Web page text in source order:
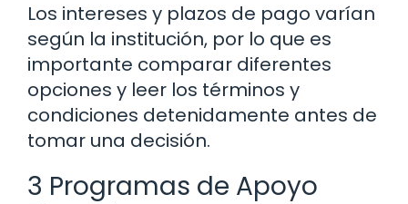
Los intereses y plazos de pago varían
según la institución, por lo que es
importante comparar diferentes
opciones y leer los términos y
condiciones detenidamente antes de
tomar una decisión.
3 Programas de Apoyo